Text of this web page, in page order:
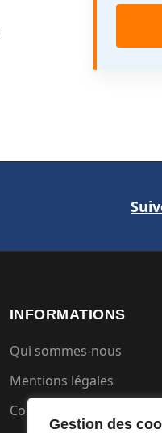
Gestion des
INFORMATIONS
Qui sommes-nous
Mentions légales
Conditions générales